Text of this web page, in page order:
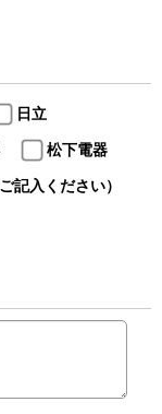
日立
松下電器
記入ください）